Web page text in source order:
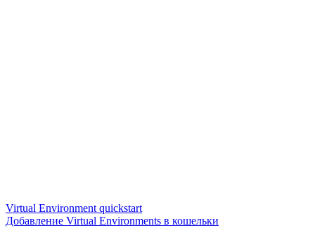
Virtual Environment quickstart
Добавление Virtual Environments в кошельки